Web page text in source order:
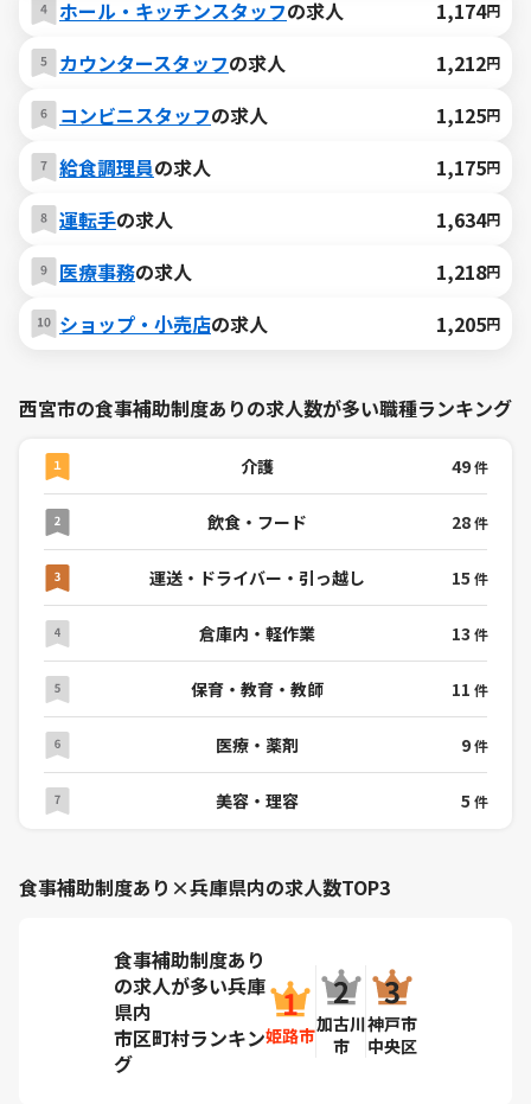
ホール・キッチンスタッフの求人 1,174円
カウンタースタッフの求人 1,212円
コンビニスタッフの求人 1,125円
給食調理員の求人 1,175円
運転手の求人 1,634円
医療事務の求人 1,218円
ショップ・小売店の求人 1,205円
西宮市の食事補助制度ありの求人数が多い職種ランキング
介護 49件
飲食・フード 28件
運送・ドライバー・引っ越し 15 件
倉庫内・軽作業 13 件
保育・教育・教師 11 件
医療・薬剤 9件
美容・理容 5 件
食事補助制度あり×兵庫県内の求人数TOP3
食事補助制度あり
の求人が多い兵庫
県内
市区町村ランキン
グ
姫路市加古川
市
神戸市
中央区